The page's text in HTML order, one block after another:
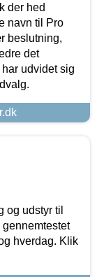
der hed
navn til Pro
beslutning,
det
udvidet sig
og udstyr til
hverdag. Klik